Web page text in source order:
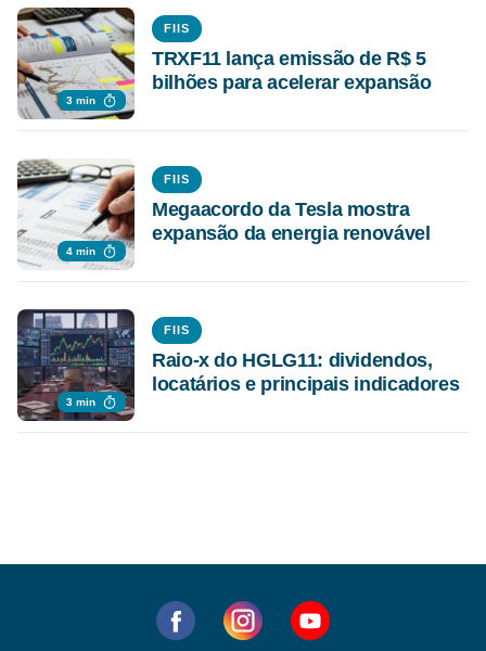
3 min
FIIS
TRXF11 lança emissão de R$ 5
bilhões para acelerar expansão
4 min
FIIS
Megaacordo da Tesla mostra
expansão da energia renovável
3 min
FIIS
Raio-x do HGLG11: dividendos,
locatários e principais indicadores